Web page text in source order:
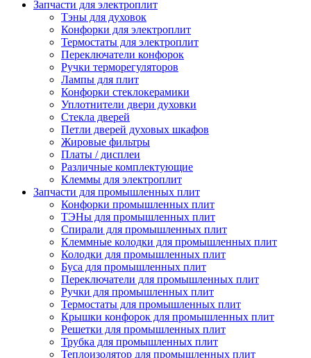
Запчасти для электроплит
Тэны для духовок
Конфорки для электроплит
Термостаты для электроплит
Переключатели конфорок
Ручки терморегуляторов
Лампы для плит
Конфорки стеклокерамики
Уплотнители двери духовки
Стекла дверей
Петли дверей духовых шкафов
Жировые фильтры
Платы / дисплеи
Различные комплектующие
Клеммы для электроплит
Запчасти для промышленных плит
Конфорки промышленных плит
ТЭНы для промышленных плит
Спирали для промышленных плит
Клеммные колодки для промышленных плит
Колодки для промышленных плит
Буса для промышленных плит
Переключатели для промышленных плит
Ручки для промышленных плит
Термостаты для промышленных плит
Крышки конфорок для промышленных плит
Решетки для промышленных плит
Трубка для промышленных плит
Теплоизолятор для промышленных плит